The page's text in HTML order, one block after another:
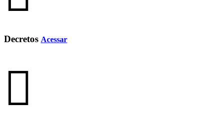
Decretos Acessar